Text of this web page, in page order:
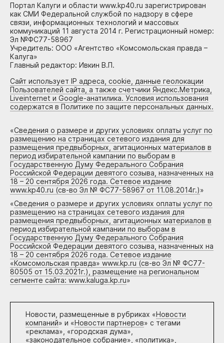
Портал Калуги и области www.kp40.ru зарегистрирован
как СМИ Федеральной службой по надзору в сфере
связи, информационных технологий и массовых
коммуникаций 11 августа 2014 г. Регистрационный номер:
Эл №ФС77-58967
Учредитель: ООО «Агентство «Комсомольская правда –
Калуга»
Главный редактор: Ивкин В.П.
Сайт использует IP адреса, cookie, данные геолокации
Пользователей сайта, а также счетчики Яндекс.Метрика,
Liveinternet и Google-анатилика. Условия использования
содержатся в Политике по защите персональных данных.
«Сведения о размере и других условиях оплаты услуг по
размещению на страницах сетевого издания для
размещения предвыборных, агитационных материалов в
период избирательной кампании по выборам в
Государственную Думу Федерального Собрания
Российской Федерации девятого созыва, назначенных на
18 – 20 сентября 2026 года. Сетевое издание
www.kp40.ru (св-во Эл № ФС77-58967 от 11.08.2014г.)»
«Сведения о размере и других условиях оплаты услуг по
размещению на страницах сетевого издания для
размещения предвыборных, агитационных материалов в
период избирательной кампании по выборам в
Государственную Думу Федерального Собрания
Российской Федерации девятого созыва, назначенных на
18 – 20 сентября 2026 года. Сетевое издание
«Комсомольская правда» www.kp.ru (св-во Эл № ФС77-
80505 от 15.03.2021г.), размещение на региональном
сегменте сайта: www.kaluga.kp.ru»
Новости, размещенные в рубриках «Новости
компаний» и «Новости партнеров» с тегами
«реклама», «городская дума»,
«законодательное собрание», «политика»,